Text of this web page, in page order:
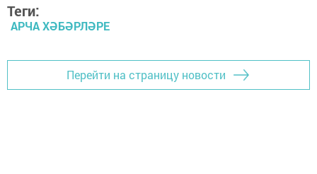
Теги:
АРЧА ХӘБӘРЛӘРЕ
Перейти на страницу новости